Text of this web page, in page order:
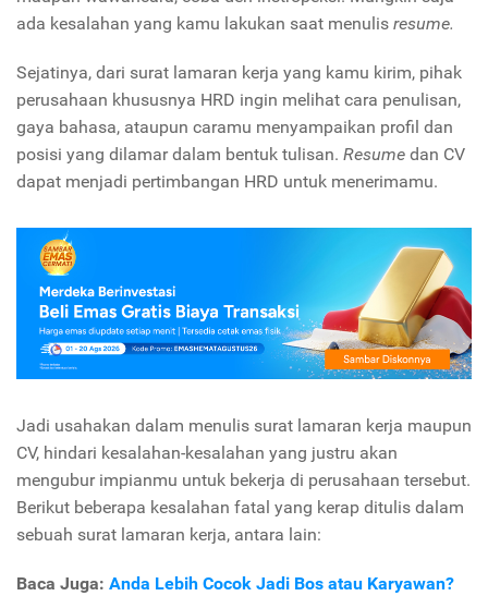
ada kesalahan yang kamu lakukan saat menulis resume.
Sejatinya, dari surat lamaran kerja yang kamu kirim, pihak
perusahaan khususnya HRD ingin melihat cara penulisan,
gaya bahasa, ataupun caramu menyampaikan profil dan
posisi yang dilamar dalam bentuk tulisan. Resume dan CV
dapat menjadi pertimbangan HRD untuk menerimamu.
Jadi usahakan dalam menulis surat lamaran kerja maupun
CV, hindari kesalahan-kesalahan yang justru akan
mengubur impianmu untuk bekerja di perusahaan tersebut.
Berikut beberapa kesalahan fatal yang kerap ditulis dalam
sebuah surat lamaran kerja, antara lain:
Baca Juga: Anda Lebih Cocok Jadi Bos atau Karyawan?